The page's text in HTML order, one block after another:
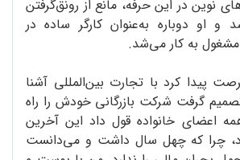
نوین در این حرفه، مانع از رونق‌گرفتن
او دوباره به‌عنوان کارگر ساده در
به کار می‌شد.
پیدا کرد با تجارت بین‌المللی آشنا
گرفت شرکت بازرگانی خودش را راه
اعضای خانواده قول داد این آخرین
چرا که چهل سال داشت و می‌دانست